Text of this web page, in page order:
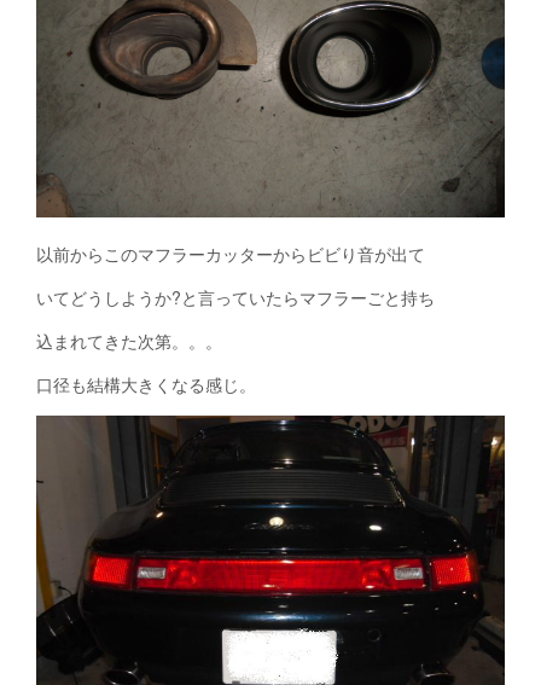
以前からこのマフラーカッターからビビり音が出て
いてどうしようか?と言っていたらマフラーごと持ち
込まれてきた次第。。。
口径も結構大きくなる感じ。